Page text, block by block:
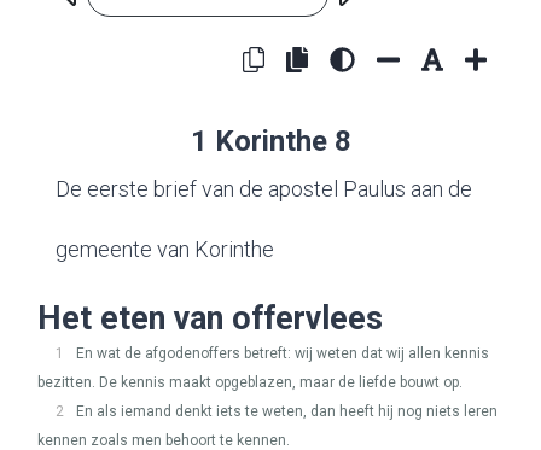
1 Korinthe 8
De eerste brief van de apostel Paulus aan de
gemeente van Korinthe
Het eten van offervlees
1
En wat de afgodenoffers betreft: wij weten dat wij allen kennis
bezitten. De kennis maakt opgeblazen, maar de liefde bouwt op.
2
En als iemand denkt iets te weten, dan heeft hij nog niets leren
kennen zoals men behoort te kennen.